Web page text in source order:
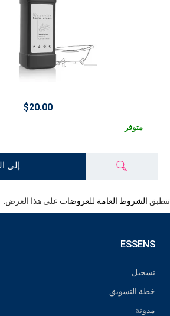
$20.00
متوفر
إلى
تنطبق الشروط العامة للعروضات على هذا العرض.
ESSENS
تسجيل
خطة التسويق
مدونة